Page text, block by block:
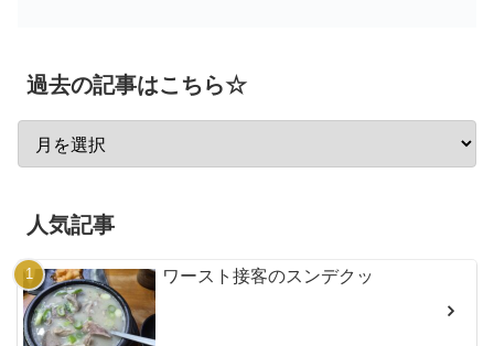
過去の記事はこちら☆
人気記事
ワースト接客のスンデクッ